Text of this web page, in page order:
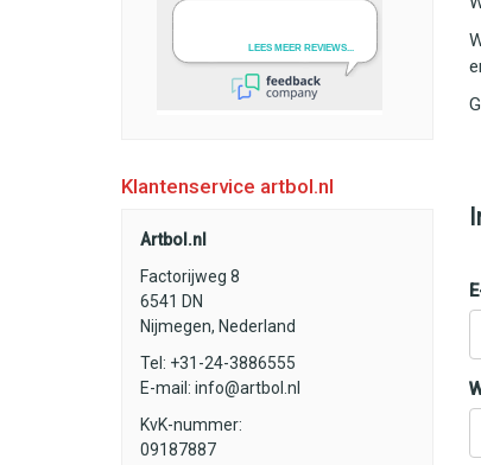
Klantenservice artbol.nl
Artbol.nl
Factorijweg 8
6541 DN
Nijmegen, Nederland
Tel: +31-24-3886555
E-mail: info@artbol.nl
KvK-nummer:
09187887